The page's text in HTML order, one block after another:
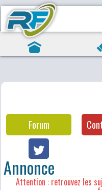
Forum
Annonce
Attention : retrouvez les